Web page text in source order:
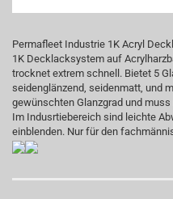
Permafleet Industrie 1K Acryl
1K Decklacksystem auf
trocknet extrem schnell. Bietet 5
seidenglänzend, seidenmatt, und
gewünschten Glanzgrad und
Im Indusrtiebereich sind leichte
einblenden. Nur für den